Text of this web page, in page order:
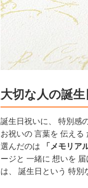
大切な人の誕
誕生日祝いに、 特別感
お祝いの 言葉を 伝える
選んだのは
「メモリア
ージと 一緒に 想いを
は、 誕生日という 特別